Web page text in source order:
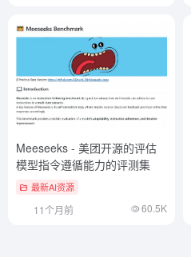
Meeseeks - 美团开源的评估
模型指令遵循能力的评测集
最新AI资源
11个月前 60.5K